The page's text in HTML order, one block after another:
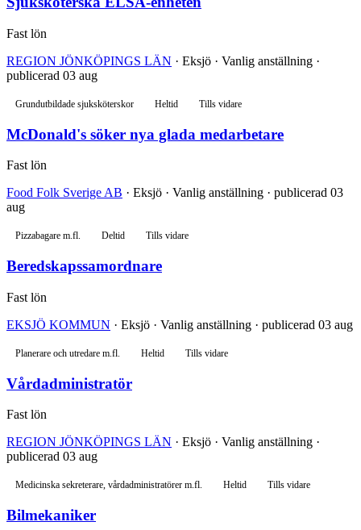
Fast lön
REGION JÖNKÖPINGS LÄN · Eksjö · Vanlig anställning ·
publicerad 03 aug
Grundutbildade sjuksköterskor Heltid Tills vidare
McDonald's söker nya glada medarbetare
Fast lön
Food Folk Sverige AB · Eksjö · Vanlig anställning · publicerad 03
aug
Pizzabagare m.fl. Deltid Tills vidare
Beredskapssamordnare
Fast lön
EKSJÖ KOMMUN · Eksjö · Vanlig anställning · publicerad 03 aug
Planerare och utredare m.fl. Heltid Tills vidare
Vårdadministratör
Fast lön
REGION JÖNKÖPINGS LÄN · Eksjö · Vanlig anställning ·
publicerad 03 aug
Medicinska sekreterare, vårdadministratörer m.fl. Heltid Tills vidare
Bilmekaniker